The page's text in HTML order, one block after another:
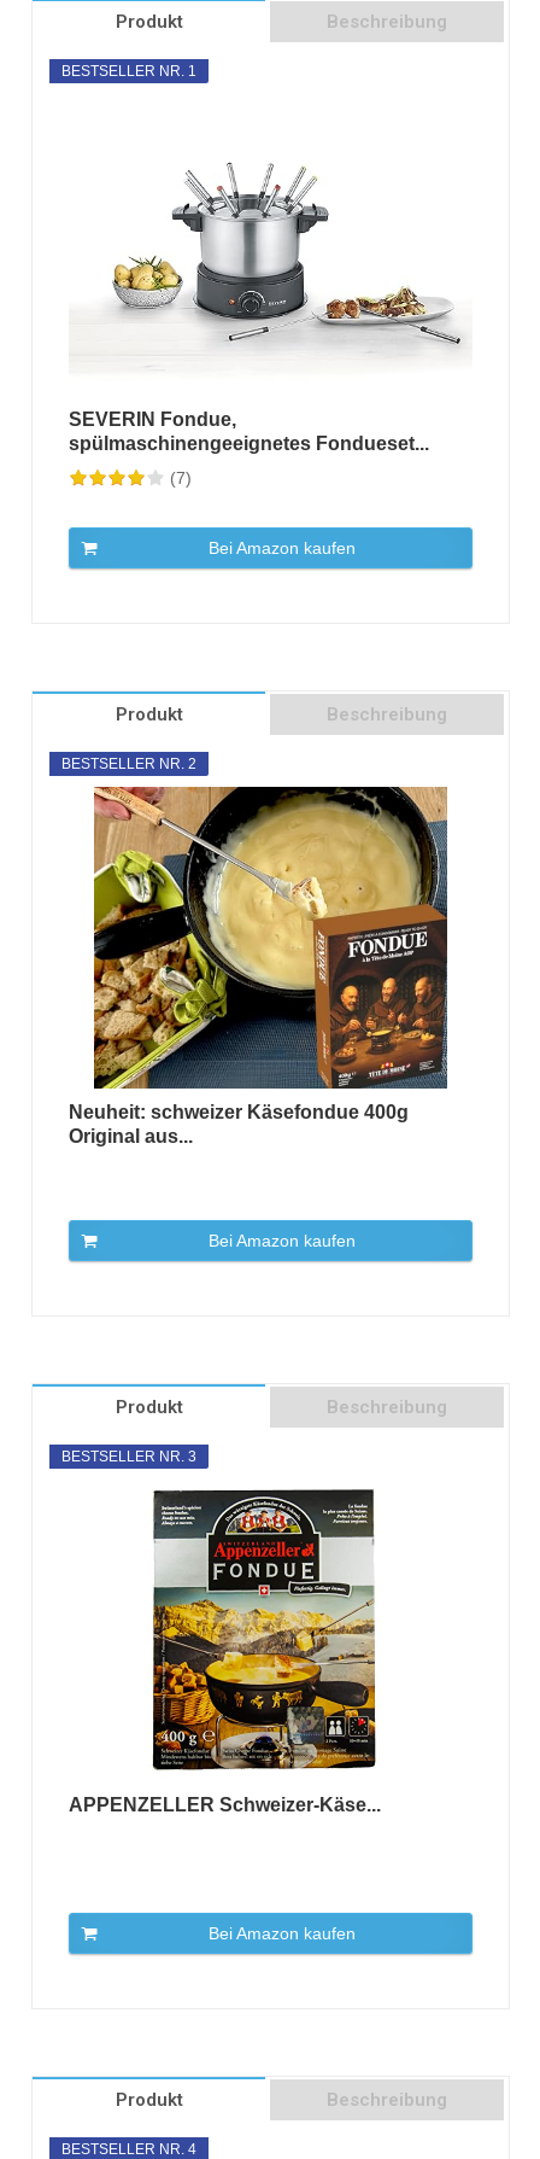
Produkt Beschreibung
BESTSELLER NR. 1
SEVERIN Fondue,
spülmaschinengeeignetes Fondueset...
(7)
Bei Amazon kaufen
Produkt Beschreibung
BESTSELLER NR. 2
Neuheit: schweizer Käsefondue 400g
Original aus...
Bei Amazon kaufen
Produkt Beschreibung
BESTSELLER NR. 3
APPENZELLER Schweizer-Käse...
Bei Amazon kaufen
Produkt Beschreibung
BESTSELLER NR. 4